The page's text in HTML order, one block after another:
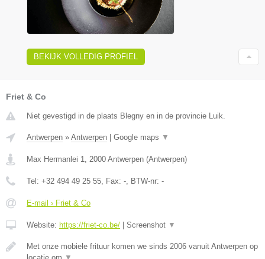
BEKIJK VOLLEDIG PROFIEL
Friet & Co
Niet gevestigd in de plaats Blegny en in de provincie Luik.
Antwerpen » Antwerpen Google maps ▼
Max Hermanlei 1 2000 Antwerpen (Antwerpen)
Tel: +32 494 49 25 55 , Fax: - , BTW-nr: -
E-mail › Friet & Co
Website: https://friet-co.be/ Screenshot ▼
Met onze mobiele frituur komen we sinds 2006 vanuit Antwerpen op